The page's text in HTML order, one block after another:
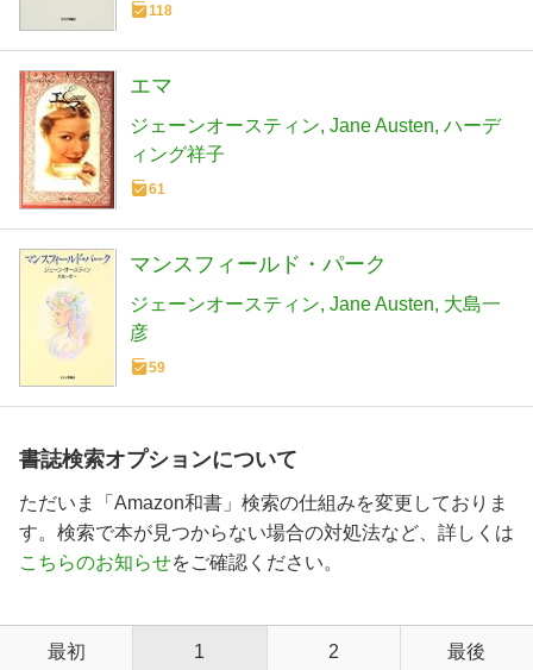
118
エマ
ジェーンオースティン Jane Austen ハーデ
ィング祥子
61
マンスフィールド・パーク
ジェーンオースティン Jane Austen 大島一
彦
59
書誌検索オプションについて
ただいま「Amazon和書」検索の仕組みを変更しておりま
す。検索で本が見つからない場合の対処法など、詳しくは
こちらのお知らせをご確認ください。
最初 1 2 最後